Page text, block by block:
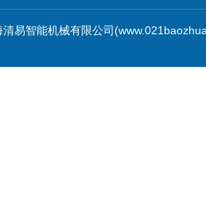
易智能机械有限公司